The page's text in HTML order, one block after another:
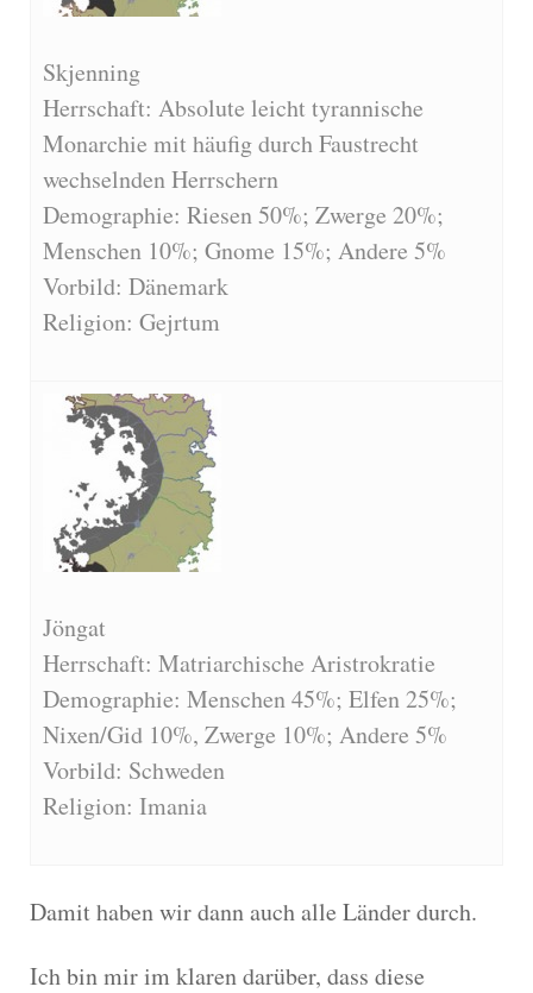
Skjenning
Herrschaft: Absolute leicht tyrannische
Monarchie mit häufig durch Faustrecht
wechselnden Herrschern
Demographie: Riesen 50%; Zwerge 20%;
Menschen 10%; Gnome 15%; Andere 5%
Vorbild: Dänemark
Religion: Gejrtum
Jöngat
Herrschaft: Matriarchische Aristrokratie
Demographie: Menschen 45%; Elfen 25%;
Nixen/Gid 10%, Zwerge 10%; Andere 5%
Vorbild: Schweden
Religion: Imania
Damit haben wir dann auch alle Länder durch.
Ich bin mir im klaren darüber, dass diese